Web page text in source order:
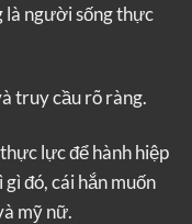
là người sống thực
truy cầu rõ ràng.
lực để hành hiệp
đó, cái hắn muốn
mỹ nữ.